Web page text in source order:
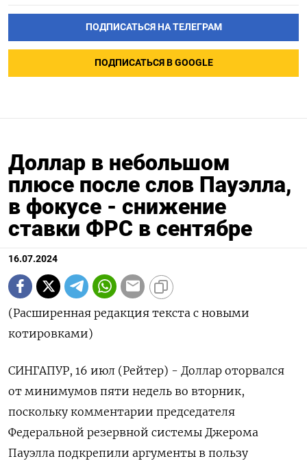
ПОДПИСАТЬСЯ НА ТЕЛЕГРАМ
ПОДПИСАТЬСЯ В GOOGLE
Доллар в небольшом
плюсе после слов Пауэлла,
в фокусе - снижение
ставки ФРС в сентябре
16.07.2024
(Расширенная редакция текста с новыми
котировками)
СИНГАПУР, 16 июл (Рейтер) - Доллар оторвался
от минимумов пяти недель во вторник,
поскольку комментарии председателя
Федеральной резервной системы Джерома
Пауэлла подкрепили аргументы в пользу